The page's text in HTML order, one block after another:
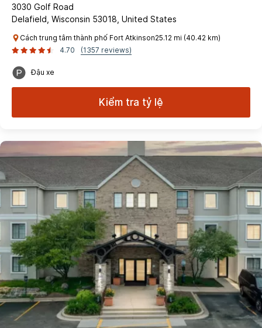
3030 Golf Road
Delafield, Wisconsin 53018, United States
Cách trung tâm thành phố Fort Atkinson25.12 mi (40.42 km)
4.70
(1357 reviews)
Đậu xe
Kiểm tra tỷ lệ